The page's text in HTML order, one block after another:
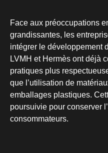
Face aux préoccupations
grandissantes, les
intégrer le développement
LVMH et Hermès ont déjà
pratiques plus
que l’utilisation de
emballages plastiques.
poursuivie pour conserver
consommateurs.